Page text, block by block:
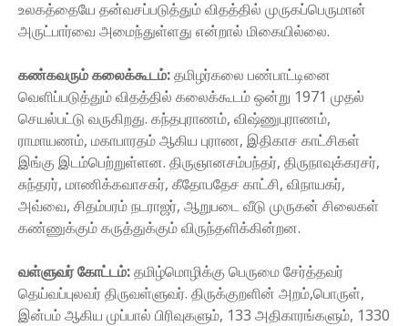
உலகத்தையே தன்வசப்படுத்தும் விதத்தில் முருகப்பெருமான்
அருட்பார்வை அமைந்துள்ளது என்றால் மிகையில்லை.
கண்கவரும் கலைக்கூடம்:தமிழர்கலை பண்பாட்டினை
வெளிப்படுத்தும் விதத்தில் கலைக்கூடம் ஒன்று 1971 முதல்
செயல்பட்டு வருகிறது. கந்தபுராணம், விஷ்ணுபுராணம்,
ராமாயணம், மகாபாரதம் ஆகிய புராண, இதிகாச காட்சிகள்
இங்கு இடம்பெற்றுள்ளன. திருஞானசம்பந்தர், திருநாவுக்கரசர்,
சுந்தரர், மாணிக்கவாசகர், கீதோபதேச காட்சி, விநாயகர்,
அவ்வை, சிதம்பரம் நடராஜர், ஆறுபடை வீடு முருகன் சிலைகள்
கண்ணுக்கும் கருத்துக்கும் விருந்தளிக்கின்றன.
வள்ளுவர் கோட்டம்:தமிழ்மொழிக்கு பெருமை சேர்த்தவர்
தெய்வப்புலவர் திருவள்ளுவர். திருக்குறளின் அறம்,பொருள்,
இன்பம் ஆகிய முப்பால் பிரிவுகளும், 133 அதிகாரங்களும், 1330